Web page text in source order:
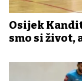
Osijek
smo si život,